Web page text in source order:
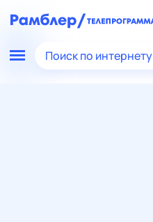
Поиск по интернету